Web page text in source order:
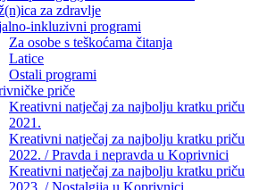
za zdravlje
inkluzivni programi
Za osobe s teškoćama čitanja
Latice
Ostali programi
priče
Kreativni natječaj za najbolju kratku priču
2021.
Kreativni natječaj za najbolju kratku priču
2022. / Pravda i nepravda u Koprivnici
Kreativni natječaj za najbolju kratku priču